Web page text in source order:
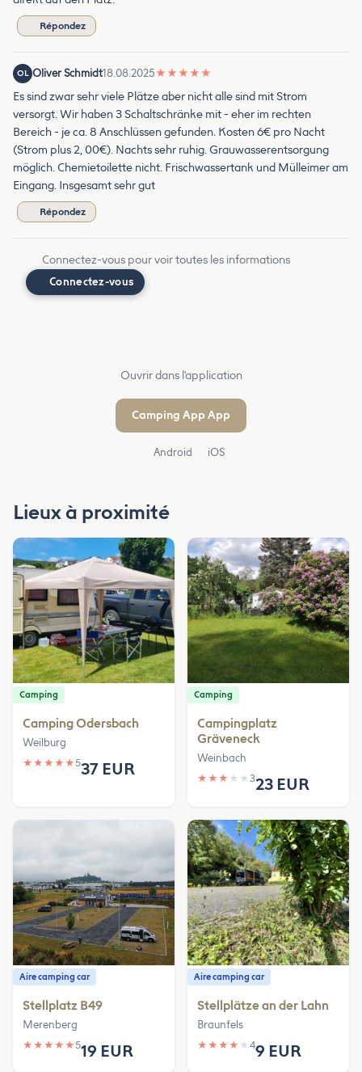
Répondez
OL Oliver Schmidt18.08.2025★ ★ ★ ★ ★
Es sind zwar sehr viele Plätze aber nicht alle sind mit Strom
versorgt. Wir haben 3 Schaltschränke mit - eher im rechten
Bereich - je ca. 8 Anschlüssen gefunden. Kosten 6€ pro Nacht
(Strom plus 2, 00€). Nachts sehr ruhig. Grauwasserentsorgung
möglich. Chemietoilette nicht. Frischwassertank und Mülleimer am
Eingang. Insgesamt sehr gut
Répondez
Connectez-vous pour voir toutes les informations
Connectez-vous
Ouvrir dans l'application
Camping App App
Android iOS
Lieux à proximité
Camping
Camping Odersbach
Weilburg
★ ★ ★ ★ ★537 EUR
Camping
Campingplatz
Gräveneck
Weinbach
★ ★ ★ ★ ★ 323 EUR
Aire camping car
Stellplatz B49
Merenberg
★ ★ ★ ★ ★519 EUR
Aire camping car
Stellplätze an der Lahn
Braunfels
★ ★ ★ ★ ★ 49 EUR